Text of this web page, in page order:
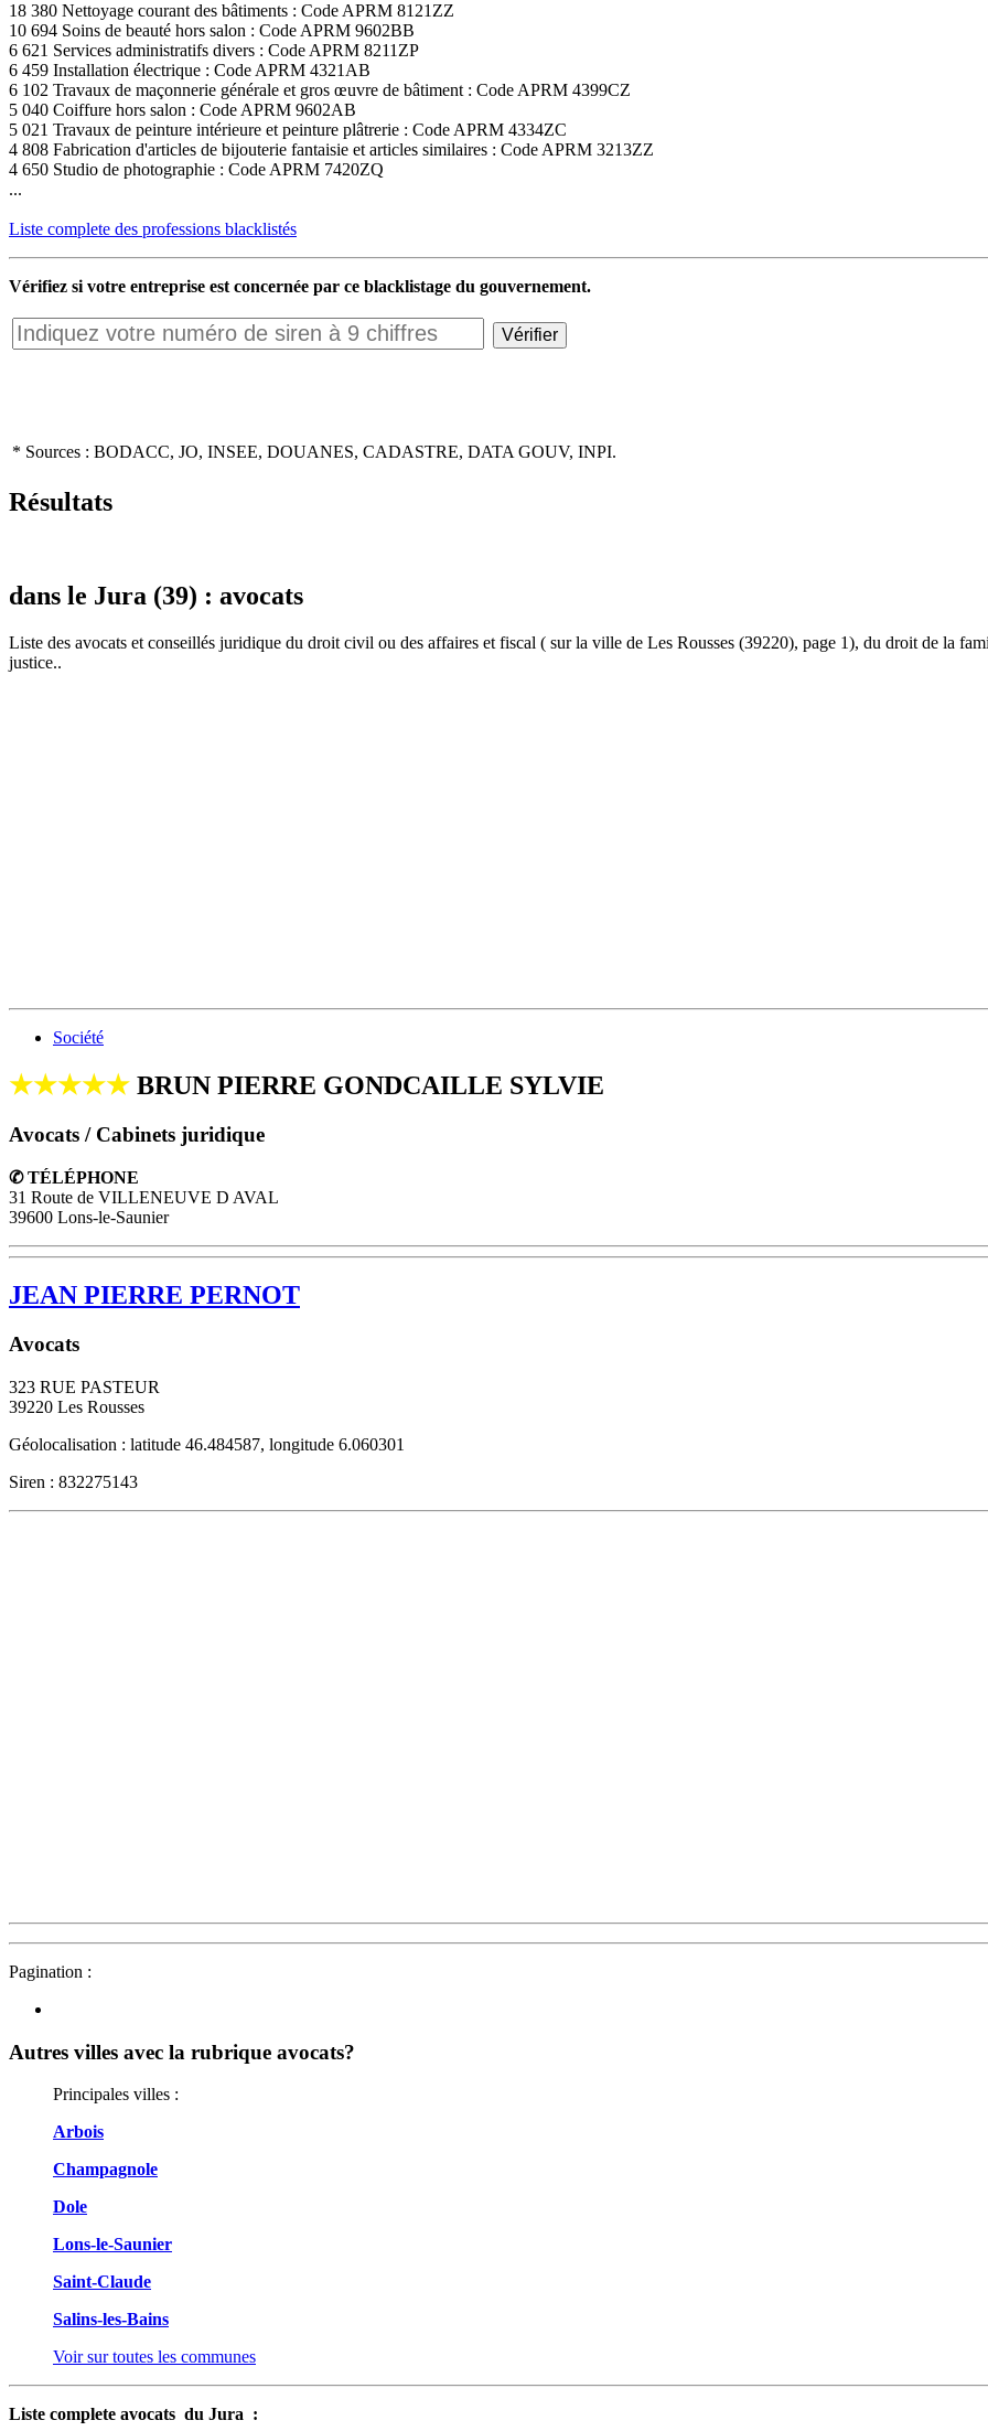
18 380 Nettoyage courant des bâtiments : Code APRM 8121ZZ
10 694 Soins de beauté hors salon : Code APRM 9602BB
6 621 Services administratifs divers : Code APRM 8211ZP
6 459 Installation électrique : Code APRM 4321AB
6 102 Travaux de maçonnerie générale et gros œuvre de bâtiment : Code APRM 4399CZ
5 040 Coiffure hors salon : Code APRM 9602AB
5 021 Travaux de peinture intérieure et peinture plâtrerie : Code APRM 4334ZC
4 808 Fabrication d'articles de bijouterie fantaisie et articles similaires : Code APRM 3213ZZ
4 650 Studio de photographie : Code APRM 7420ZQ
...
Liste complete des professions blacklistés
Vérifiez si votre entreprise est concernée par ce blacklistage du gouvernement.
* Sources : BODACC, JO, INSEE, DOUANES, CADASTRE, DATA GOUV, INPI.
Résultats
dans le Jura (39) : avocats
Liste des avocats et conseillés juridique du droit civil ou des affaires et fiscal ( sur la ville de Les Rousses (39220), page 1), du droit de la
justice..
Société
★★★★★ BRUN PIERRE GONDCAILLE SYLVIE
Avocats / Cabinets juridique
✆ TÉLÉPHONE
31 Route de VILLENEUVE D AVAL
39600 Lons-le-Saunier
JEAN PIERRE PERNOT
Avocats
323 RUE PASTEUR
39220 Les Rousses
Géolocalisation : latitude 46.484587, longitude 6.060301
Siren : 832275143
Pagination :
Autres villes avec la rubrique avocats?
Principales villes :
Arbois
Champagnole
Dole
Lons-le-Saunier
Saint-Claude
Salins-les-Bains
Voir sur toutes les communes
Liste complete avocats du Jura :